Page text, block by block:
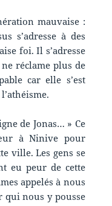
mauvaise :
s’adresse à des
foi. Il s’adresse
réclame plus de
car elle s’est
de Jonas… » Ce
à Ninive pour
ville. Les gens se
eu peur de cette
appelés à nous
qui nous y pousse